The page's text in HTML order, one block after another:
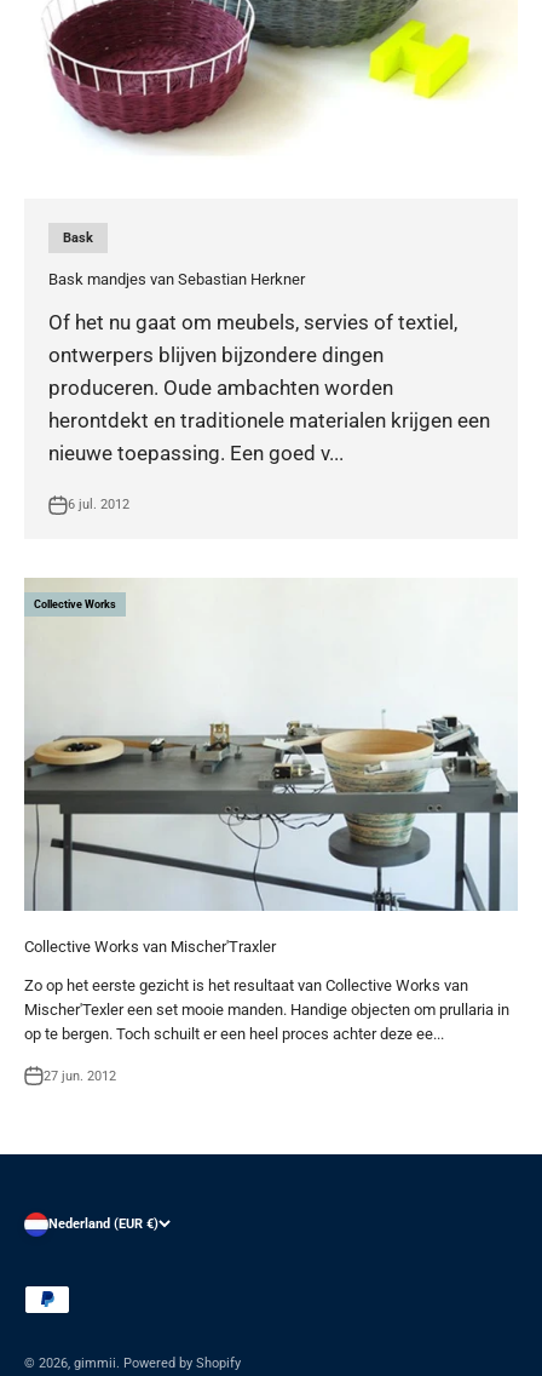
Bask
Bask mandjes van Sebastian Herkner
Of het nu gaat om meubels, servies of textiel,
ontwerpers blijven bijzondere dingen
produceren. Oude ambachten worden
herontdekt en traditionele materialen krijgen een
nieuwe toepassing. Een goed v...
6 jul. 2012
Collective Works
Collective Works van Mischer'Traxler
Zo op het eerste gezicht is het resultaat van Collective Works van
Mischer'Texler een set mooie manden. Handige objecten om prullaria in
op te bergen. Toch schuilt er een heel proces achter deze ee...
27 jun. 2012
Nederland (EUR €)
© 2026, gimmii. Powered by Shopify